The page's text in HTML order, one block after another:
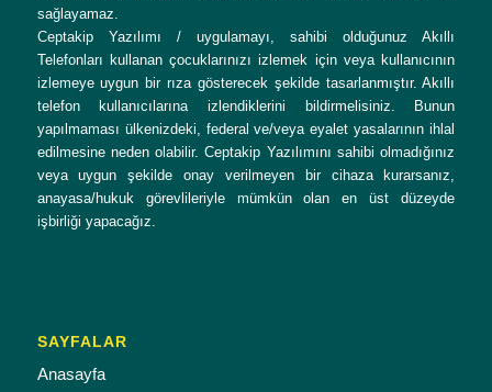
sağlayamaz.
Ceptakip Yazılımı / uygulamayı, sahibi olduğunuz Akıllı
Telefonları kullanan çocuklarınızı izlemek için veya kullanıcının
izlemeye uygun bir rıza gösterecek şekilde tasarlanmıştır. Akıllı
telefon kullanıcılarına izlendiklerini bildirmelisiniz. Bunun
yapılmaması ülkenizdeki, federal ve/veya eyalet yasalarının ihlal
edilmesine neden olabilir. Ceptakip Yazılımını sahibi olmadığınız
veya uygun şekilde onay verilmeyen bir cihaza kurarsanız,
anayasa/hukuk görevlileriyle mümkün olan en üst düzeyde
işbirliği yapacağız.
SAYFALAR
Anasayfa